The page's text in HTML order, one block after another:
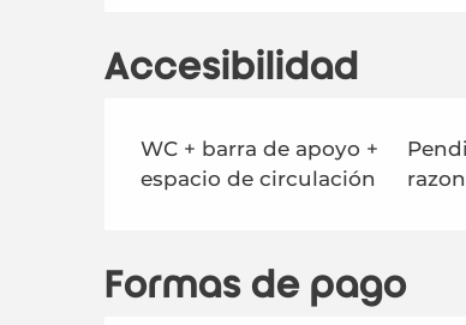
Accesibilidad
WC + barra de apoyo +
espacio de circulación
Formas de pago